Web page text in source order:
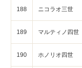
188 ニコラオ三世
189 マルティノ四世
190 ホノリオ四世